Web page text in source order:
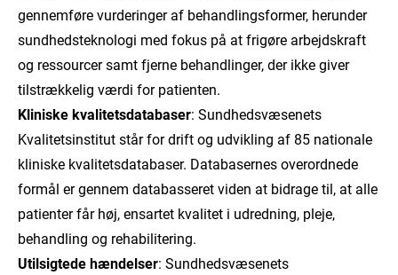
gennemføre vurderinger af behandlingsformer, herunder
sundhedsteknologi med fokus på at frigøre arbejdskraft
og ressourcer samt fjerne behandlinger, der ikke giver
tilstrækkelig værdi for patienten.
Kliniske kvalitetsdatabaser: Sundhedsvæsenets
Kvalitetsinstitut står for drift og udvikling af 85 nationale
kliniske kvalitetsdatabaser. Databasernes overordnede
formål er gennem databasseret viden at bidrage til, at alle
patienter får høj, ensartet kvalitet i udredning, pleje,
behandling og rehabilitering.
Utilsigtede hændelser: Sundhedsvæsenets